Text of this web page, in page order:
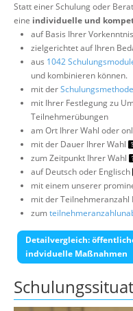
Statt einer Schulung oder
eine individuelle und
auf Basis Ihrer
zielgerichtet auf Ihren
aus 1042
und kombinieren können.
mit der
mit Ihrer Festlegung zu
Teilnehmerübungen
am Ort Ihrer Wahl oder
mit der Dauer Ihrer Wahl
zum Zeitpunkt Ihrer Wahl
auf Deutsch oder Englisch
mit einem unserer
mit der Teilnehmeranzahl
zum
Detailvergleich:
indviduelle Maßnahmen